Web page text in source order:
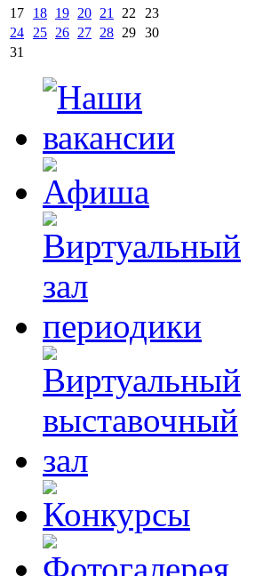
17
18 19 20 21 22
23
24
25 26 27 28 29 30
31